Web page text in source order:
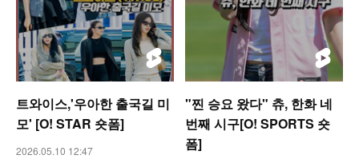
트와이스,'우아한 출국길 미
모' [O! STAR 숏폼]
2026.05.10 12:47
"찐 승요 왔다" 츄, 한화 네
번째 시구[O! SPORTS 숏
폼]